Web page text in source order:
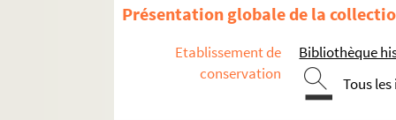
Présentation globale de la
Etablissement de
conservation
Bibliothèque
Tous